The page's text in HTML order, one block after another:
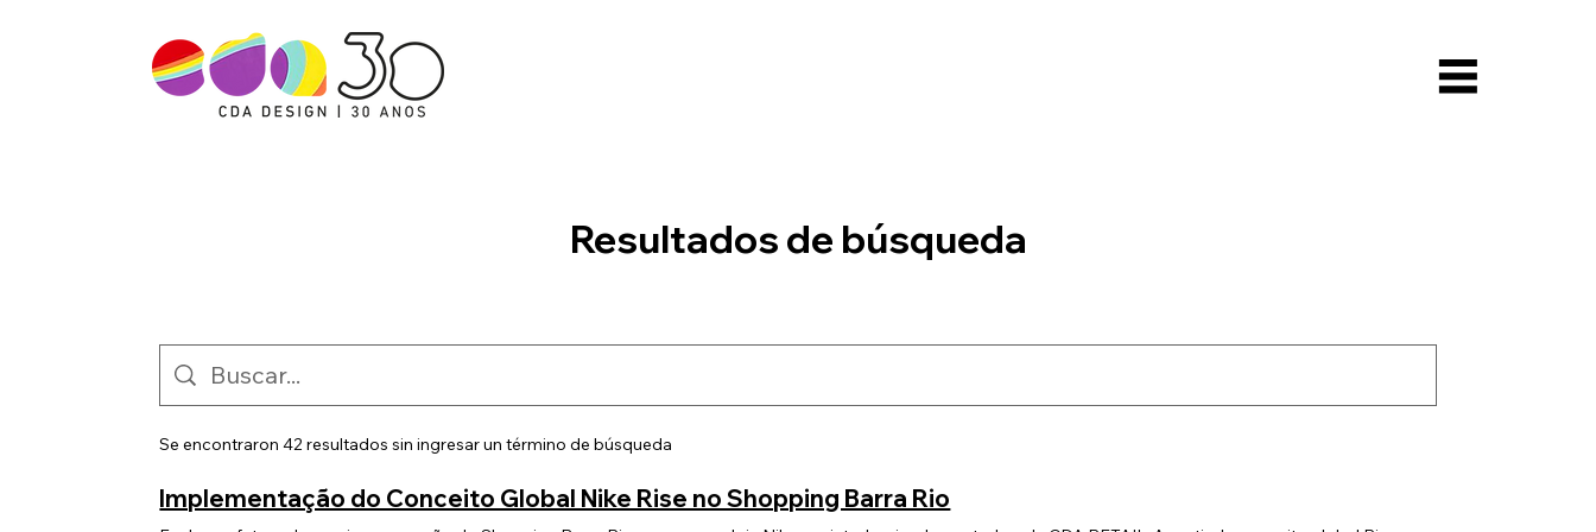
Se encontraron 42 resultados sin ingresar un término de búsqueda
Implementação do Conceito Global Nike Rise no Shopping Barra Rio
Resultados de búsqueda